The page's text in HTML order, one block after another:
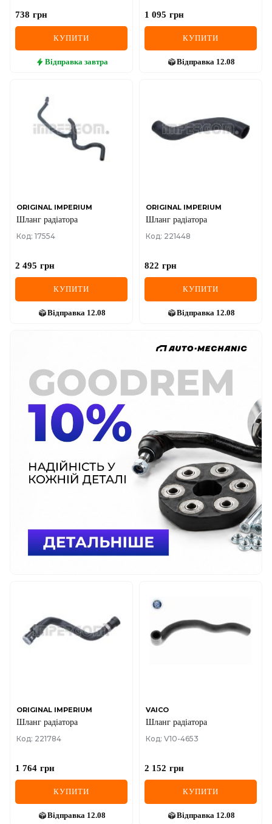
738 грн
КУПИТИ
Відправка завтра
1 095 грн
КУПИТИ
Відправка 12.08
ORIGINAL IMPERIUM
Шланг радіатора
Код: 17554
2 495 грн
КУПИТИ
Відправка 12.08
ORIGINAL IMPERIUM
Шланг радіатора
Код: 221448
822 грн
КУПИТИ
Відправка 12.08
ORIGINAL IMPERIUM
Шланг радіатора
Код: 221784
1 764 грн
КУПИТИ
Відправка 12.08
VAICO
Шланг радіатора
Код: V10-4653
2 152 грн
КУПИТИ
Відправка 12.08